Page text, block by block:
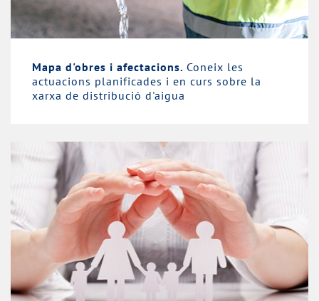
Mapa d'obres i afectacions. Coneix les
actuacions planificades i en curs sobre la
xarxa de distribució d'aigua